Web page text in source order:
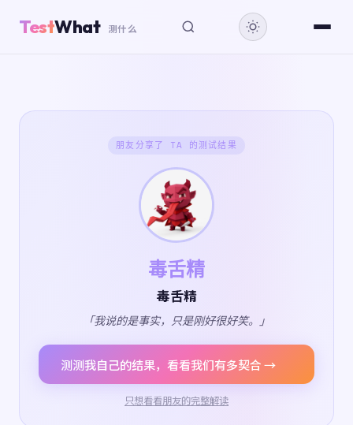
TestWhat 测什么
朋友分享了 TA 的测试结果
毒舌精
毒舌精
「我说的是事实，只是刚好很好笑。」
测测我自己的结果，看看我们有多契合 →
只想看看朋友的完整解读